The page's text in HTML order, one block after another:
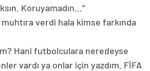
Koruyamadın…”
verdi hala kimse farkında
Hani futbolculara neredeyse
vardı ya onlar için yazdım. FİFA